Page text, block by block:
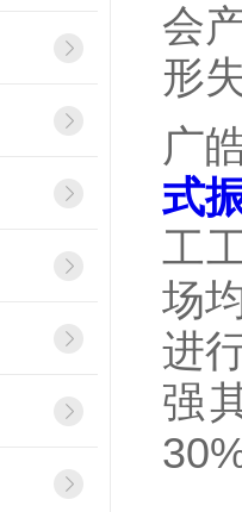
会
形
广
式
工
场
进
强